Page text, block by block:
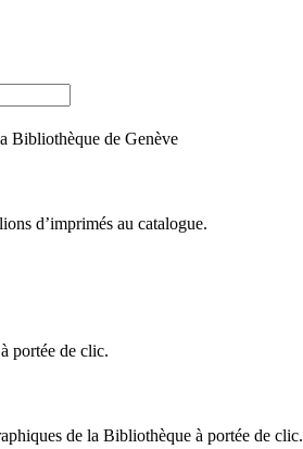
Bibliothèque de Genève
d’imprimés au catalogue.
portée de clic.
de la Bibliothèque à portée de clic.